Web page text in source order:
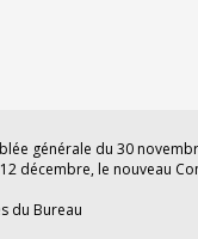
générale du 30
12 décembre, le nouveau
du Bureau